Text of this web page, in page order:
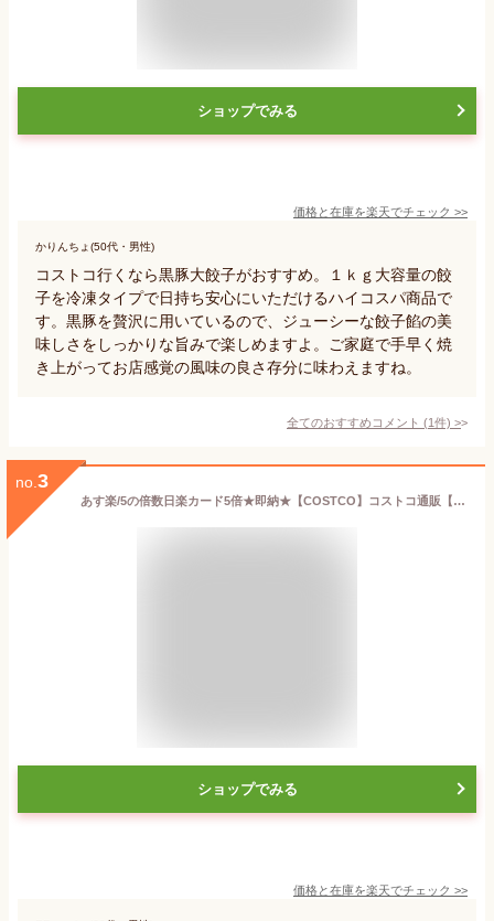
ショップでみる
価格と在庫を楽天でチェック >>
かりんちょ(50代・男性)
コストコ行くなら黒豚大餃子がおすすめ。１ｋｇ大容量の餃
子を冷凍タイプで日持ち安心にいただけるハイコスパ商品で
す。黒豚を贅沢に用いているので、ジューシーな餃子餡の美
味しさをしっかりな旨みで楽しめますよ。ご家庭で手早く焼
き上がってお店感覚の風味の良さ存分に味わえますね。
全てのおすすめコメント (1件) >
no. 3
あす楽/5の倍数日楽カード5倍★即納★【COSTCO】コストコ通販【AJINOMOTO】レンジ若鶏から揚げ 1kg（冷凍食品）
ショップでみる
価格と在庫を楽天でチェック >>